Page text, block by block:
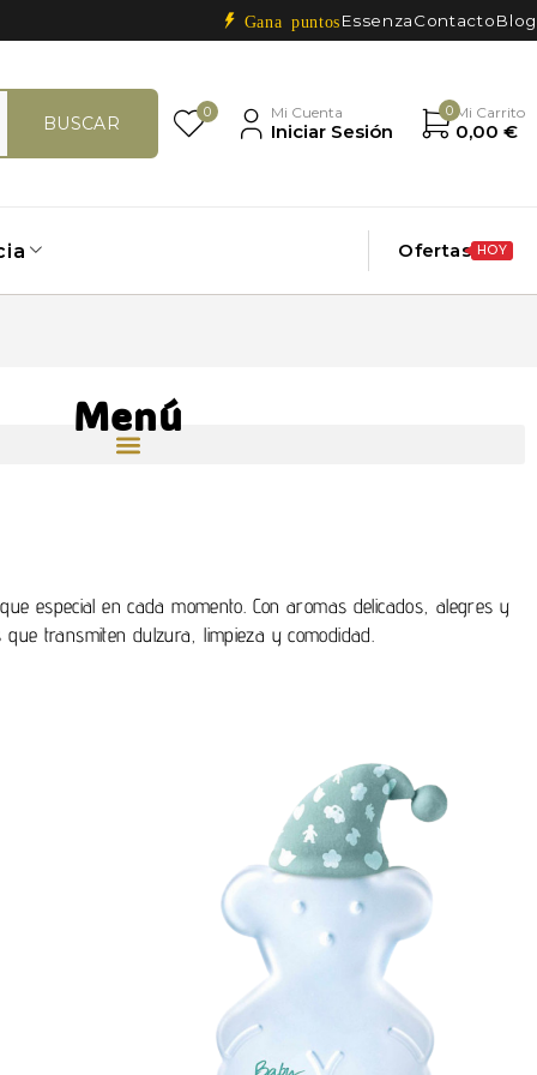
Gana puntos EssenzaContactoBlog
0 Mi Cuenta
Iniciar Sesión
0 Mi Carrito
0,00 €
Ofertas HOY
Menú
especial en cada momento. Con aromas delicados, alegres y
que transmiten dulzura, limpieza y comodidad.